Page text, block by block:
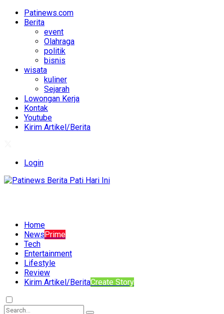
Patinews.com
Berita
event
Olahraga
politik
bisnis
wisata
kuliner
Sejarah
Lowongan Kerja
Kontak
Youtube
Kirim Artikel/Berita
Login
Home
NewsPrime
Tech
Entertainment
Lifestyle
Review
Kirim Artikel/BeritaCreate Story